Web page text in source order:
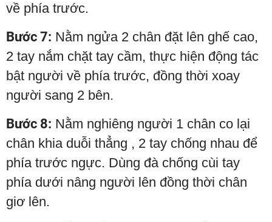
về phía trước.
Bước 7: Nằm ngửa 2 chân đặt lên ghế cao,
2 tay nắm chặt tay cầm, thực hiện động tác
bật người về phía trước, đồng thời xoay
người sang 2 bên.
Bước 8: Nằm nghiêng người 1 chân co lại
chân khia duỗi thẳng , 2 tay chống nhau để
phía trước ngực. Dùng đà chống cùi tay
phía dưới nâng người lên đồng thời chân
giơ lên.